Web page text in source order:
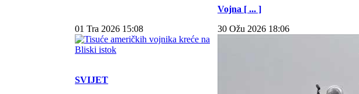
Vojna [ ... ]
01 Tra 2026 15:08
SVIJET
30 Ožu 2026 18:06